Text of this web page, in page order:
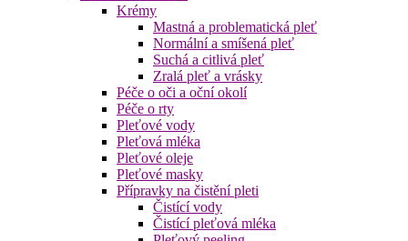
Krémy
Mastná a problematická pleť
Normální a smíšená pleť
Suchá a citlivá pleť
Zralá pleť a vrásky
Péče o oči a oční okolí
Péče o rty
Pleťové vody
Pleťová mléka
Pleťové oleje
Pleťové masky
Přípravky na čistění pleti
Čistící vody
Čistící pleťová mléka